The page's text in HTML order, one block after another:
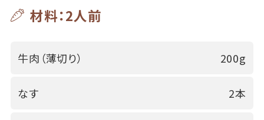
材料：2人前
牛肉（薄切り） 200g
なす 2本